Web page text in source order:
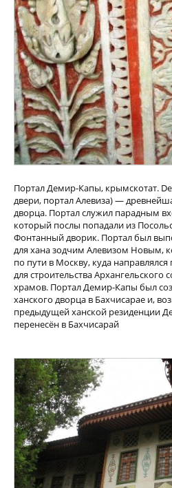
Портал Демир-Капы, крымскотат.
двери, портал Алевиза) —
дворца. Портал служил парадным
который послы попадали из
Фонтанный дворик. Портал был
для хана зодчим Алевизом Новым,
по пути в Москву, куда
для строительства Архангельского
храмов. Портал Демир-Капы был
ханского дворца в Бахчисарае и,
предыдущей ханской резиденции
перенесён в Бахчисарай